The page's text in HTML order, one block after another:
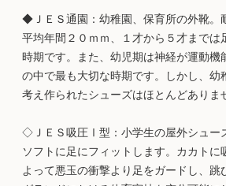
◆ＪＥＳ通園：幼稚園、保育所の外靴。
平均年間２０ｍｍ、１才から５才までは
時期です。また、幼児期は神経が運動機
の中で最も大切な時期です。しかし、幼
考え作られたシューズはほとんどありま
◇ＪＥＳ吸圧Ⅰ型：小学生の屋外シュー
ソフトに足にフィットします。カカトに
よって悪玉の衝撃より足をガードし、跳